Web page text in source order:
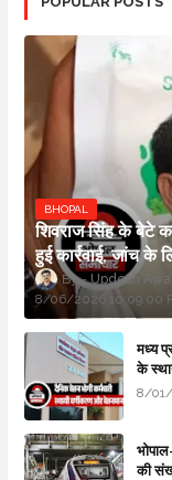
BHOPAL
शिवराज सिंह के बेटे
हुई कार्रवाई, जांच के
Updesh
8/06/2026 10:09:00
मध्य
के
8/01/
की